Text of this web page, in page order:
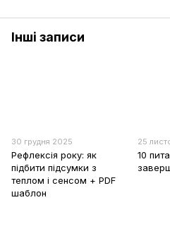
Інші записи
30 грудня 2025
Рефлексія року: як
підбити підсумки з
теплом і сенсом + PDF
шаблон
25
10